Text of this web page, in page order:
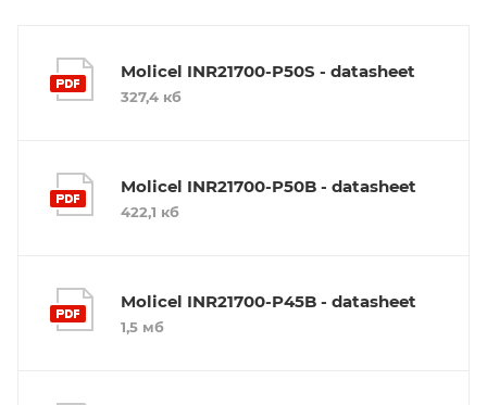
Molicel INR21700-P50S - datasheet
327,4 кб
Molicel INR21700-P50B - datasheet
422,1 кб
Molicel INR21700-P45B - datasheet
1,5 мб